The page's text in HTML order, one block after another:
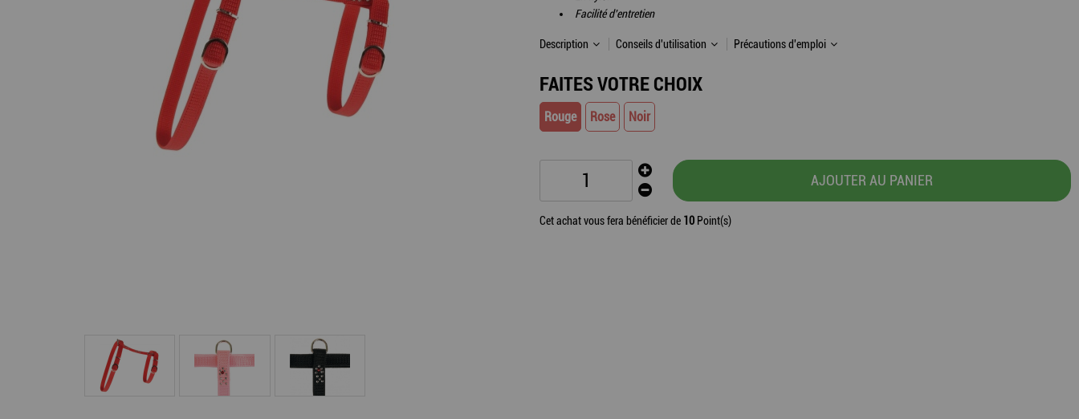
Facilité d'entretien
Description Conseils d'utilisation Précautions d'emploi
FAITES VOTRE CHOIX
Rouge Rose Noir
AJOUTER AU PANIER
Cet achat vous fera bénéficier de 10 Point(s)